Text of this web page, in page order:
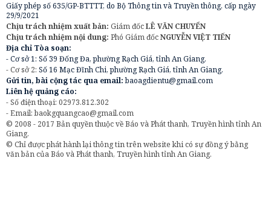
Giấy phép số 635/GP-BTTTT, do Bộ Thông tin và Truyền thông, cấp ngày
29/9/2021
Chịu trách nhiệm xuất bản: Giám đốcLÊ VĂN CHUYỂN
Chịu trách nhiệm nội dung: Phó Giám đốcNGUYỄN VIỆT TIẾN
Địa chỉ Tòa soạn:
- Cơ sở 1: Số 39 Đống Đa, phường Rạch Giá, tỉnh An Giang.
- Cơ sở 2: Số 16 Mạc Đĩnh Chi, phường Rạch Giá, tỉnh An Giang.
Gửi tin, bài cộng tác qua email:baoagdientu@gmail.com
Liên hệ quảng cáo:
- Số điện thoại: 02973.812.302
- Email:baokgquangcao@gmail.com
© 2008 - 2017 Bản quyền thuộc về Báo và Phát thanh, Truyền hình tỉnh An
Giang.
© Chỉ được phát hành lại thông tin trên website khi có sự đồng ý bằng
văn bản của Báo và Phát thanh, Truyền hình tỉnh An Giang.